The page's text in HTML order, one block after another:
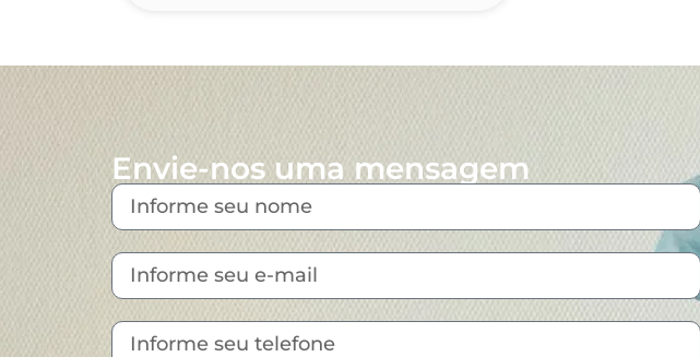
Envie-nos uma mensagem